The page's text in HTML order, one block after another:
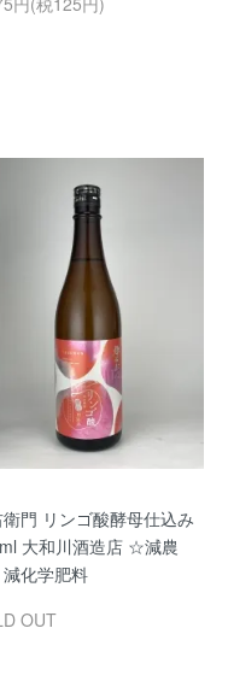
門 リンゴ酸酵母仕込み
大和川酒造店 ☆減農
化学肥料
OUT